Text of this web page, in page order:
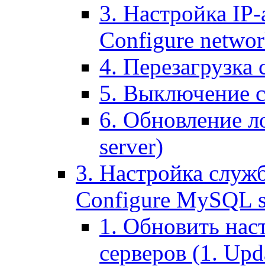
3. Настройка
Configure
4. Перезагрузка
5. Выключение
6. Обновление
server)
3. Настройка
Configure MySQL
1. Обновить
серверов (1.